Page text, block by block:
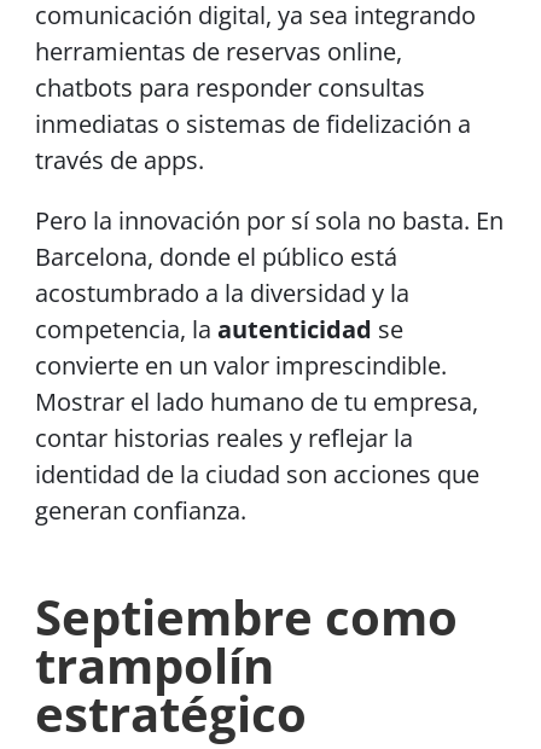
comunicación digital, ya sea integrando
herramientas de reservas online,
chatbots para responder consultas
inmediatas o sistemas de fidelización a
través de apps.
Pero la innovación por sí sola no basta. En
Barcelona, donde el público está
acostumbrado a la diversidad y la
competencia, laautenticidad se
convierte en un valor imprescindible.
Mostrar el lado humano de tu empresa,
contar historias reales y reflejar la
identidad de la ciudad son acciones que
generan confianza.
Septiembre como
trampolín
estratégico